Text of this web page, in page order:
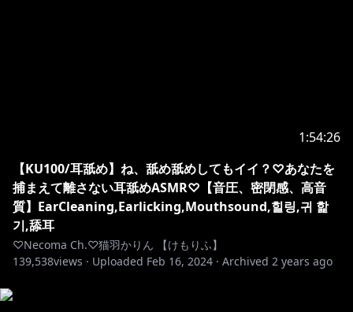
・配信に関係のない方、話題に上がっていない方のお名
୨୧‥∵‥‥∵‥‥∵‥‥∵‥‥∵‥‥∵‥୨୧
Neon Digital Clock - powered by @bee22be
୨୧‥∵‥‥∵‥‥∵‥‥∵‥‥∵‥‥∵‥୨୧
1:54:26
【KU100/耳舐め】ね、舐め舐めしてもイイ？♡あなたを
捕まえて離さない耳舐めASMR♡【音圧、密閉感、高音
質】EarCleaning,Earlicking,Mouthsound,힐링,귀 핥
기,舔耳
♡Necoma Ch.♡猫羽かりん 【けもりふ】
139,538views · Uploaded Feb 16, 2024 · Archived 2 years ago